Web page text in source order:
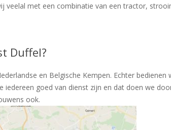
met een combinatie van een tractor,
Duffel?
en Belgische Kempen. Echter
iedereen goed van dienst zijn en dat doen we
ook.